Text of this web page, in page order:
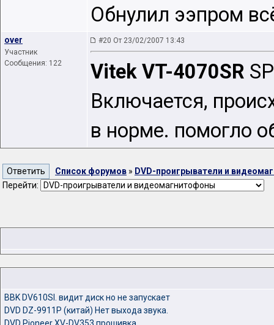
Обнулил ээпром
over
Участник
Сообщения: 122
#20 От 23/02/2007 13:43
Vitek VT-4070SR
Включается,
в норме. помогло
Список форумов » DVD-проигрыватели и
Перейти:
BBK DV610Sl. видит диск но не запускает
DVD DZ-9911P (китай) Нет выхода звука.